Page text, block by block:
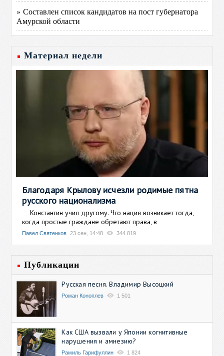
» Составлен список кандидатов на пост губернатора
Амурской области
Материал недели
Благодаря Крылову исчезли родимые пятна
русского национализма
Константин учил другому. Что нация возникает тогда,
когда простые граждане обретают права, в
Павел Святенков 23 сен, 14:48 344 819
Публикации
Русская песня. Владимир Высоцкий
Роман Коноплев 1 501
Как США вызвали у Японии когнитивные
нарушения и амнезию?
Рамиль Гарифуллин 1 824